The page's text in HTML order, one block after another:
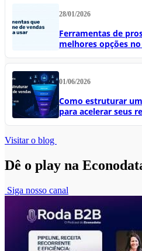
28/01/2026
Ferramentas de
melhores opções
01/06/2026
Como estruturar
para acelerar seus
Visitar o blog
Dê o play na
Siga nosso canal